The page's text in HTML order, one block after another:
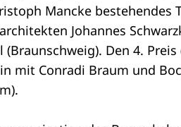
Mancke bestehendes
Johannes
Den 4. Preis
mit Conradi Braum und